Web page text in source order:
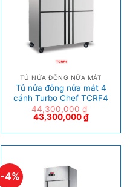
TỦ NỬA ĐÔNG NỬA MÁT
Tủ nửa đông nửa mát 4
cánh Turbo Chef TCRF4
44,300,000₫
43,300,000₫
-4%